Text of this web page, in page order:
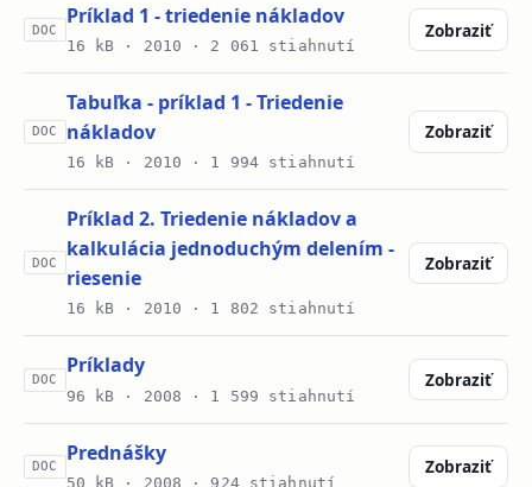
DOC
Príklad 1 - triedenie nákladov
16 kB · 2010 · 2 061 stiahnutí
Zobraziť
DOC
Tabuľka - príklad 1 - Triedenie
nákladov
16 kB · 2010 · 1 994 stiahnutí
Zobraziť
DOC
Príklad 2. Triedenie nákladov a
kalkulácia jednoduchým delením -
riesenie
16 kB · 2010 · 1 802 stiahnutí
Zobraziť
DOC
Príklady
96 kB · 2008 · 1 599 stiahnutí
Zobraziť
DOC
Prednášky
50 kB · 2008 · 924 stiahnutí
Zobraziť